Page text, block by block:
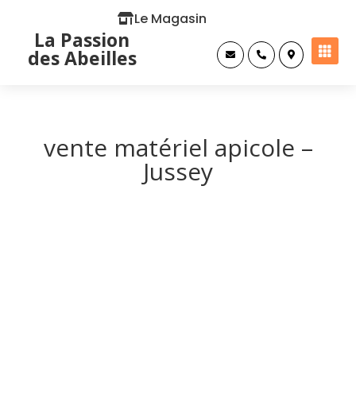
Le Magasin
La Passion
des Abeilles    
vente matériel apicole –
Jussey